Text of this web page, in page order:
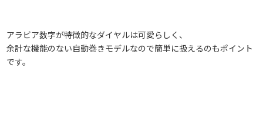
アラビア数字が特徴的なダイヤルは可愛らしく、
余計な機能のない自動巻きモデルなので簡単に扱えるのもポイント
です。